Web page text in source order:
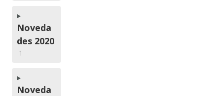
Noveda
des 2020
1
Noveda